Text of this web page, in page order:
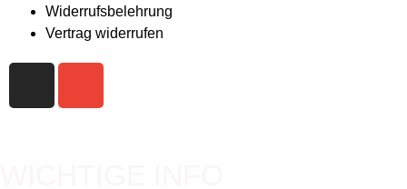
Widerrufsbelehrung
Vertrag widerrufen